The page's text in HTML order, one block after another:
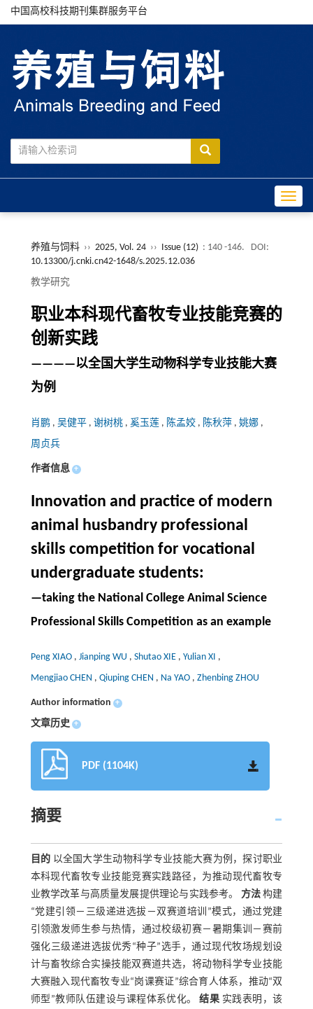
中国高校科技期刊集群服务平台
养殖与饲料 ›› 2025, Vol. 24 ›› Issue (12) : 140 -146.
DOI:
10.13300/j.cnki.cn42-1648/s.2025.12.036
教学研究
职业本科现代畜牧专业技能竞赛的
创新实践
————以全国大学生动物科学专业技能大赛
为例
肖鹏 , 吴健平 , 谢树桃 , 奚玉莲 , 陈孟姣 , 陈秋萍 , 姚娜 ,
周贞兵
作者信息 +
Innovation and practice of modern
animal husbandry professional
skills competition for vocational
undergraduate students:
—taking the National College Animal Science
Professional Skills Competition as an example
Peng XIAO , Jianping WU , Shutao XIE , Yulian XI ,
Mengjiao CHEN , Qiuping CHEN , Na YAO , Zhenbing ZHOU
Author information +
文章历史 +
PDF (1104K)
摘要
目的 以全国大学生动物科学专业技能大赛为例，探讨职业
本科现代畜牧专业技能竞赛实践路径，为推动现代畜牧专
业教学改革与高质量发展提供理论与实践参考。 方法 构建
“党建引领－三级递进选拔－双赛道培训”模式，通过党建
引领激发师生参与热情，通过校级初赛－暑期集训－赛前
强化三级递进选拔优秀“种子”选手，通过现代牧场规划设
计与畜牧综合实操技能双赛道共选，将动物科学专业技能
大赛融入现代畜牧专业“岗课赛证”综合育人体系，推动“双
师型”教师队伍建设与课程体系优化。结果 实践表明，该